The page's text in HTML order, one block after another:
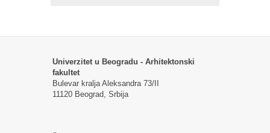
Univerzitet u Beogradu - Arhitektonski
fakultet
Bulevar kralja Aleksandra 73/II
11120 Beograd, Srbija